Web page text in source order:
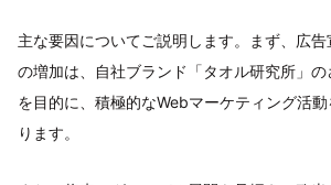
主な要因についてご説明します。まず、広
の増加は、自社ブランド「タオル研究所」
を目的に、積極的なWebマーケティング活
ります。